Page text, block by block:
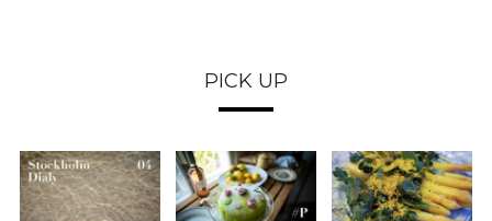
PICK UP